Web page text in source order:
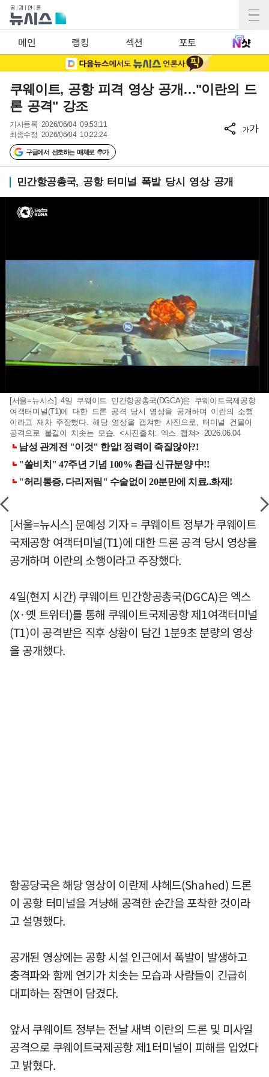
메인 랭킹 섹션 포토
쿠웨이트, 공항 피격 영상 공개…"이란의 드
론 공격" 강조
기사등록 2026/06/04 09:53:11
최종수정 2026/06/04 10:22:24
구글에서 선호하는 매체로 추가
가가
민간항공총국, 공항 터미널 폭발 당시 영상 공개
[서울=뉴시스] 4일 쿠웨이트 민간항공총국(DGCA)은 쿠웨이트국제공항
여객터미널(T1)에 대한 드론 공격 당시 영상을 공개하며 이란의 소행
이라고 재차 주장했다. 해당 영상을 캡쳐한 사진으로, 터미널 건물이
공격으로 불길이 치솟는 모습. <사진출처: 엑스 캡쳐> 2026.06.04
[서울=뉴시스] 문예성 기자 = 쿠웨이트 정부가 쿠웨이트
국제공항 여객터미널(T1)에 대한 드론 공격 당시 영상을
공개하며 이란의 소행이라고 주장했다.
4일(현지 시간) 쿠웨이트 민간항공총국(DGCA)은 엑스
(X·옛 트위터)를 통해 쿠웨이트국제공항 제1여객터미널
(T1)이 공격받은 직후 상황이 담긴 1분9초 분량의 영상
을 공개했다.
항공당국은 해당 영상이 이란제 샤헤드(Shahed) 드론
이 공항 터미널을 겨냥해 공격한 순간을 포착한 것이라
고 설명했다.
공개된 영상에는 공항 시설 인근에서 폭발이 발생하고
충격파와 함께 연기가 치솟는 모습과 사람들이 긴급히
대피하는 장면이 담겼다.
앞서 쿠웨이트 정부는 전날 새벽 이란의 드론 및 미사일
공격으로 쿠웨이트국제공항 제1터미널이 피해를 입었다
고 밝혔다.